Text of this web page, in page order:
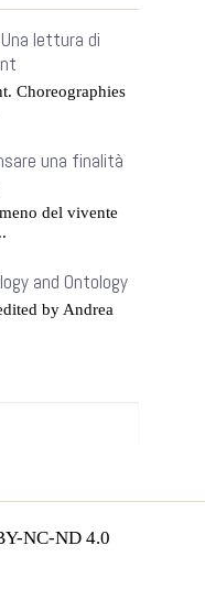
lettura di
Choreographies
una finalità
del vivente
and Ontology
by Andrea
NC-ND 4.0